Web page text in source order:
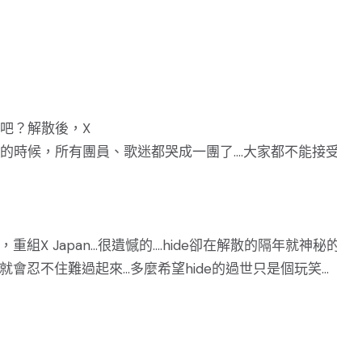
？解散後，X
候，所有團員、歌迷都哭成一團了....大家都不能接
組X Japan...很遺憾的....hide卻在解散的隔年就神秘
忍不住難過起來...多麼希望hide的過世只是個玩笑...